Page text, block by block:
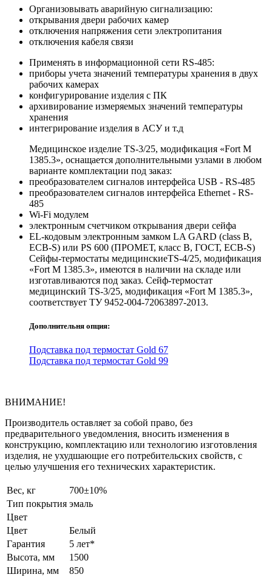
Организовывать аварийную сигнализацию:
открывания двери рабочих камер
отключения напряжения сети электропитания
отключения кабеля связи
Применять в информационной сети RS-485:
приборы учета значений температуры хранения в двух
рабочих камерах
конфигурирование изделия с ПК
архивирование измеряемых значений температуры
хранения
интегрирование изделия в АСУ и т.д
Медицинское изделие TS-3/25, модификация «Fort М
1385.3», оснащается дополнительными узлами в любом
варианте комплектации под заказ:
преобразователем сигналов интерфейса USB - RS-485
преобразователем сигналов интерфейса Ethernet - RS-
485
Wi-Fi модулем
электронным счетчиком открывания двери сейфа
EL-кодовым электронным замком LA GARD (class B,
ECB-S) или PS 600 (ПРОМЕТ, класс В, ГОСТ, ECB-S)
Сейфы-термостаты медицинскиеTS-4/25, модификация
«Fort М 1385.3», имеются в наличии на складе или
изготавливаются под заказ. Сейф-термостат
медицинский TS-3/25, модификация «Fort М 1385.3»,
cоответствует ТУ 9452-004-72063897-2013.
Дополнительня опция:
Подставка под термостат Gold 67
Подставка под термостат Gold 99
ВНИМАНИЕ!
Производитель оставляет за собой право, без
предварительного уведомления, вносить изменения в
конструкцию, комплектацию или технологию изготовления
изделия, не ухудшающие его потребительских свойств, с
целью улучшения его технических характеристик.
Вес, кг
700±10%
Тип покрытия эмаль
Цвет
Цвет
Белый
Гарантия
5 лет*
Высота, мм
1500
Ширина, мм
850